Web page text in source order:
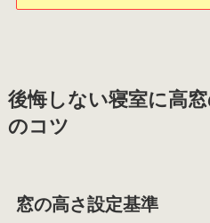
後悔しない寝室に高
のコツ
窓の高さ設定基準